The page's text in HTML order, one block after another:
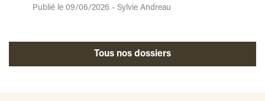
Publié le 09/06/2026 - Sylvie Andreau
Tous nos dossiers